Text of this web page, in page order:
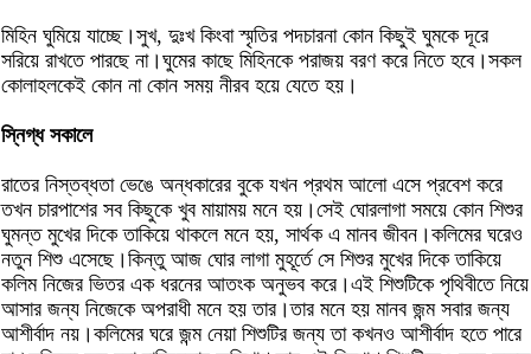
মিহিন ঘুমিয়ে যাচ্ছে।সুখ, দুঃখ কিংবা স্মৃতির পদচারনা কোন কিছুই ঘুমকে দূরে
সরিয়ে রাখতে পারছে না।ঘুমের কাছে মিহিনকে পরাজয় বরণ করে নিতে হবে।সকল
কোলাহলকেই কোন না কোন সময় নীরব হয়ে যেতে হয়।
স্নিগ্ধ সকালে
রাতের নিস্তব্ধতা ভেঙে অন্ধকারের বুকে যখন প্রথম আলো এসে প্রবেশ করে
তখন চারপাশের সব কিছুকে খুব মায়াময় মনে হয়।সেই ঘোরলাগা সময়ে কোন শিশুর
ঘুমন্ত মুখের দিকে তাকিয়ে থাকলে মনে হয়, সার্থক এ মানব জীবন।কলিমের ঘরেও
নতুন শিশু এসেছে।কিন্তু আজ ঘোর লাগা মুহূর্তে সে শিশুর মুখের দিকে তাকিয়ে
কলিম নিজের ভিতর এক ধরনের আতংক অনুভব করে।এই শিশুটিকে পৃথিবীতে নিয়ে
আসার জন্য নিজেকে অপরাধী মনে হয় তার।তার মনে হয় মানব জন্ম সবার জন্য
আশীর্বাদ নয়।কলিমের ঘরে জন্ম নেয়া শিশুটির জন্য তা কখনও আশীর্বাদ হতে পারে